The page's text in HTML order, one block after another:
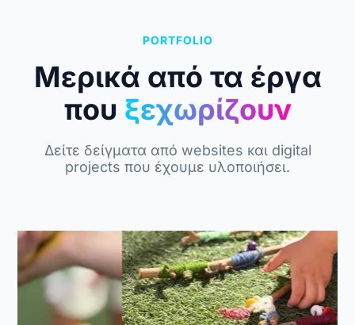
PORTFOLIO
Μερικά από τα έργα
που ξεχωρίζουν
Δείτε δείγματα από websites και digital
projects που έχουμε υλοποιήσει.